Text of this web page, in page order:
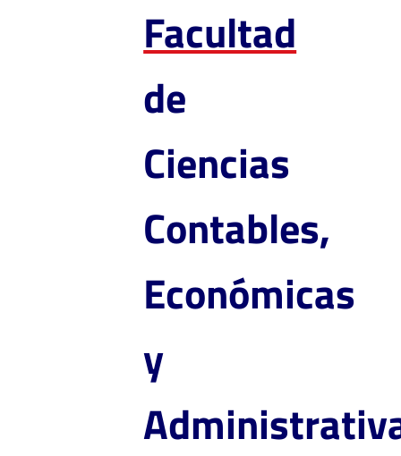
Facultad
de
Ciencias
Contables,
Económicas
y